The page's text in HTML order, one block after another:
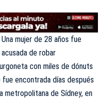
Una mujer de 28 años fue
de robar
con miles de dónuts
fue encontrada días después
metropolitana de Sídney, en